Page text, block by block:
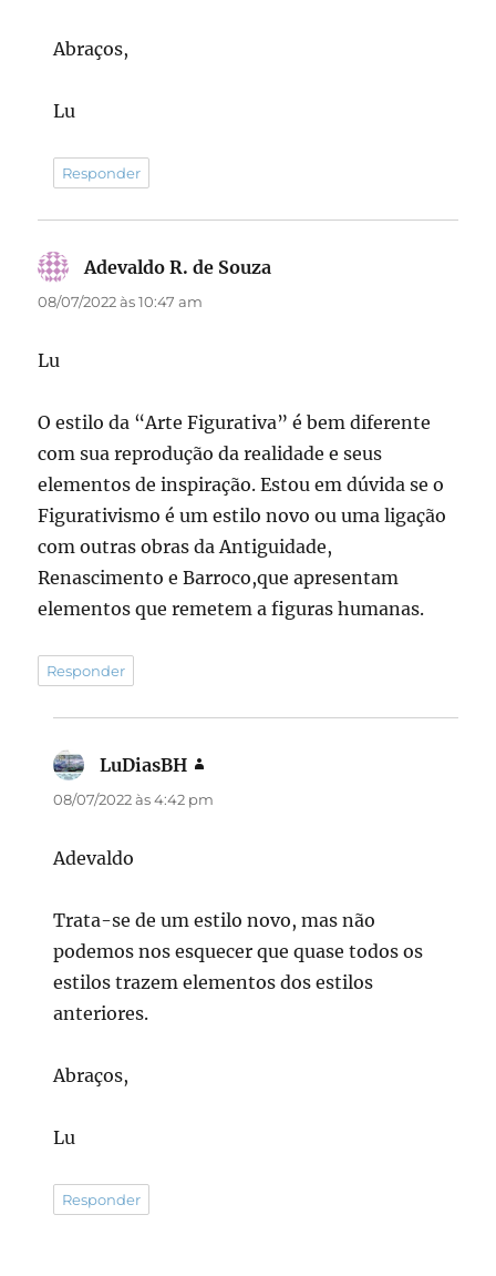
Abraços,
Lu
Responder
Adevaldo R. de Souza
08/07/2022 às 10:47 am
Lu
O estilo da “Arte Figurativa” é bem diferente
com sua reprodução da realidade e seus
elementos de inspiração. Estou em dúvida se o
Figurativismo é um estilo novo ou uma ligação
com outras obras da Antiguidade,
Renascimento e Barroco,que apresentam
elementos que remetem a figuras humanas.
Responder
LuDiasBH
08/07/2022 às 4:42 pm
Adevaldo
Trata-se de um estilo novo, mas não
podemos nos esquecer que quase todos os
estilos trazem elementos dos estilos
anteriores.
Abraços,
Lu
Responder